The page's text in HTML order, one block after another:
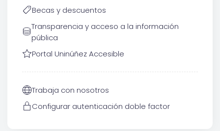
Becas y descuentos
Transparencia y acceso a la información
pública
Portal Uninúñez Accesible
Trabaja con nosotros
Configurar autenticación doble factor